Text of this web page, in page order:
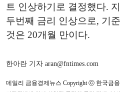
트 인상하기로 결정했다.
두번째 금리 인상으로, 기
것은 20개월 만이다.
한아란 기자 aran@fntimes.com
데일리 금융경제뉴스 Copyright ⓒ 한국금